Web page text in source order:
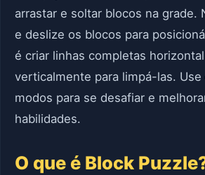
arrastar e soltar blocos na grade.
e deslize os blocos para
é criar linhas completas
verticalmente para limpá-las.
modos para se desafiar e
habilidades.
O que é Block